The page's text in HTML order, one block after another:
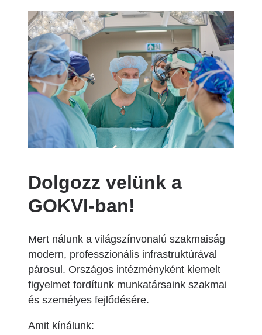
Image
Dolgozz velünk a
GOKVI-ban!
Mert nálunk a világszínvonalú szakmaiság
modern, professzionális infrastruktúrával
párosul. Országos intézményként kiemelt
figyelmet fordítunk munkatársaink szakmai
és személyes fejlődésére.
Amit kínálunk: